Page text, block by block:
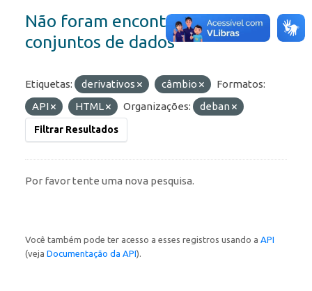
Não foram encontrados
conjuntos de dados
Etiquetas: derivativos câmbio
Formatos:
API
HTML Organizações: deban
Filtrar Resultados
Por favor tente uma nova pesquisa.
Você também pode ter acesso a esses registros usando a API
(veja Documentação da API).